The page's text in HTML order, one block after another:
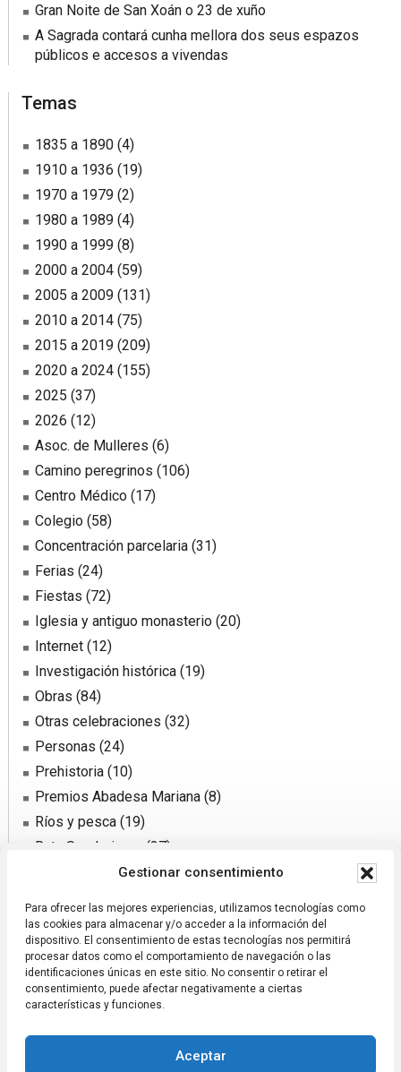
Gestionar consentimiento
Para ofrecer las mejores experiencias, utilizamos tecnologías como
las cookies para almacenar y/o acceder a la información del
dispositivo. El consentimiento de estas tecnologías nos permitirá
procesar datos como el comportamiento de navegación o las
identificaciones únicas en este sitio. No consentir o retirar el
consentimiento, puede afectar negativamente a ciertas
características y funciones.
Aceptar
Gran Noite de San Xoán o 23 de xuño
A Sagrada contará cunha mellora dos seus espazos
públicos e accesos a vivendas
Temas
1835 a 1890(4)
1910 a 1936 (19)
1970 a 1979(2)
1980 a 1989(4)
1990 a 1999(8)
2000 a 2004(59)
2005 a 2009(131)
2010 a 2014(75)
2015 a 2019(209)
2020 a 2024(155)
2025 (37)
2026 (12)
Asoc. de Mulleres (6)
Camino peregrinos (106)
Centro Médico(17)
Colegio(58)
Concentración parcelaria(31)
Ferias (24)
Fiestas (72)
Iglesia y antiguo monasterio(20)
Internet(12)
Investigación histórica(19)
Obras (84)
Otras celebraciones (32)
Personas (24)
Prehistoria(10)
Premios Abadesa Mariana(8)
Ríos y pesca(19)
Ruta Senderismo
(37)
Sector agrario(31)
Traída de agua(50)
Páxina xestionada pola Asociación Codeseda Viva